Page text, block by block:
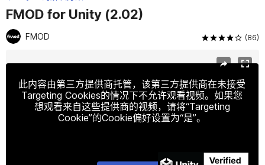
FMOD for Unity (2.02)
FMOD (86)
此内容由第三方提供商托管，该第三方提供商在未接受
Targeting Cookies的情况下不允许观看视频。如果您
想观看来自这些提供商的视频，请将“Targeting
Cookie”的Cookie偏好设置为“是”。